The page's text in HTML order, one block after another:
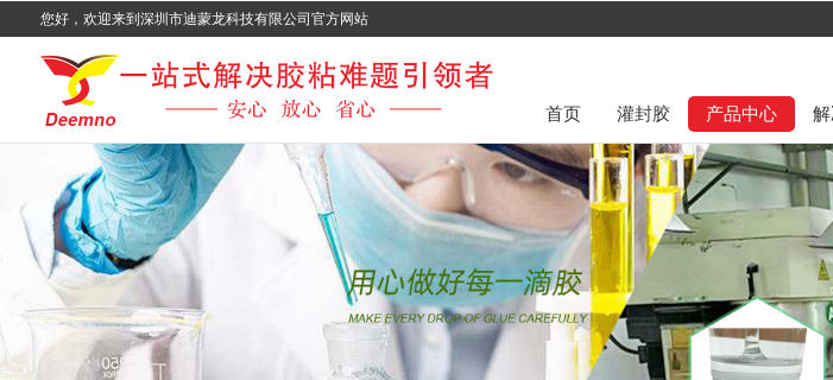
您好，欢迎来到深圳市迪蒙龙科技有限公司官方网站
首页 灌封胶 产品中心